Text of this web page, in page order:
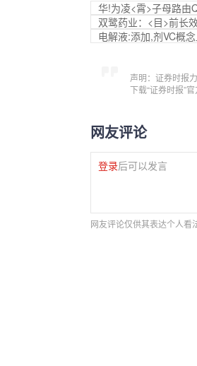
华!为凌<霄>子母路由
双鹭药业：<目>前长
电解液:添加,剂VC概
声明：证券时报
下载“证券时报”
网友评论
登录后可以发言
网友评论仅供其表达个人看